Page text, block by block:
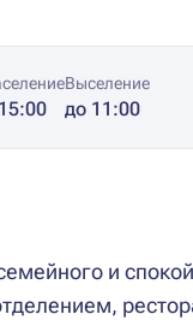
Выселение
до 11:00
и